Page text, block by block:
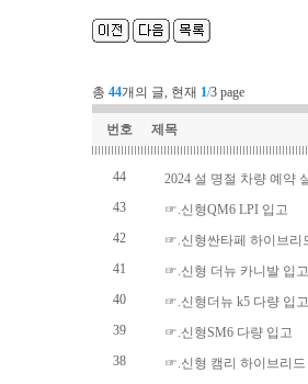
총 44개의 글, 현재 1/3 page
번호 제목
44
2024 설 명절 차량 예약
43
☞.신형QM6 LPI 입고
42
☞.신형싼타페 하이브리
41
☞.신형 더뉴 카니발 입고
40
☞.신형더뉴 k5 다량 입고
39
☞.신형SM6 다량 입고
38
☞.신형 캠리 하이브리드